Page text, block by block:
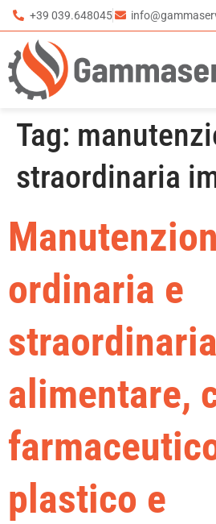
+39 039.648045
Tag:
straordinaria
ordinaria e
alimentare,
plastico e